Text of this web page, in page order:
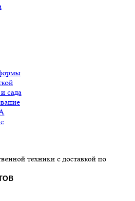
сада
техники с доставкой по